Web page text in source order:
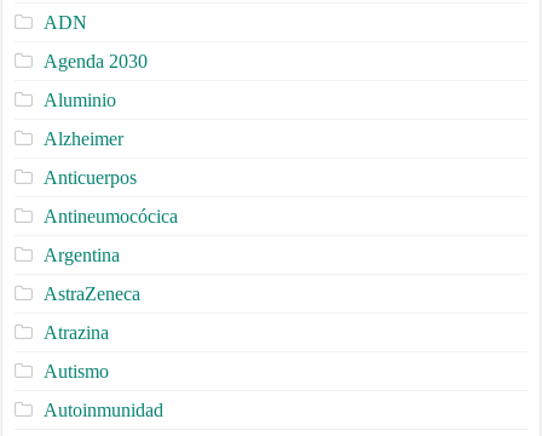
ADN
Agenda 2030
Aluminio
Alzheimer
Anticuerpos
Antineumocócica
Argentina
AstraZeneca
Atrazina
Autismo
Autoinmunidad